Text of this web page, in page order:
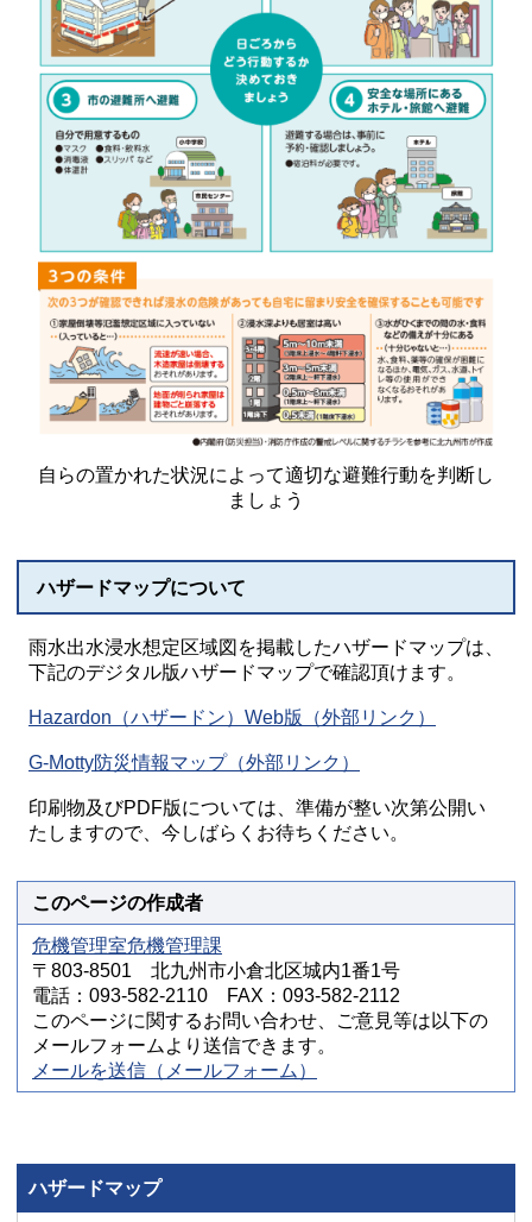
自らの置かれた状況によって適切な避難行動を判断し
ましょう
ハザードマップについて
雨水出水浸水想定区域図を掲載したハザードマップは、
下記のデジタル版ハザードマップで確認頂けます。
Hazardon（ハザードン）Web版（外部リンク）
G-Motty防災情報マップ（外部リンク）
印刷物及びPDF版については、準備が整い次第公開い
たしますので、今しばらくお待ちください。
このページの作成者
危機管理室危機管理課
〒803-8501 北九州市小倉北区城内1番1号
電話：093-582-2110 FAX：093-582-2112
このページに関するお問い合わせ、ご意見等は以下の
メールフォームより送信できます。
メールを送信（メールフォーム）
ハザードマップ